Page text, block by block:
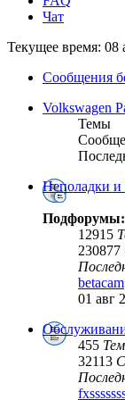
Чат
Текущее время: 08
Сообщения
Volkswagen
Темы
Неполадки и
Подфорумы:
12915
230877
betacam
01 авг
455
32113